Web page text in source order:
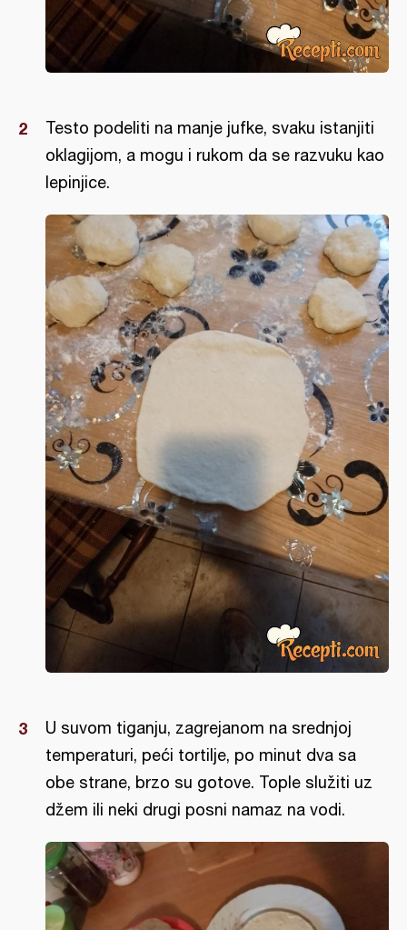
Testo podeliti na manje jufke, svaku istanjiti
oklagijom, a mogu i rukom da se razvuku kao
lepinjice.
U suvom tiganju, zagrejanom na srednjoj
temperaturi, peći tortilje, po minut dva sa
obe strane, brzo su gotove. Tople služiti uz
džem ili neki drugi posni namaz na vodi.